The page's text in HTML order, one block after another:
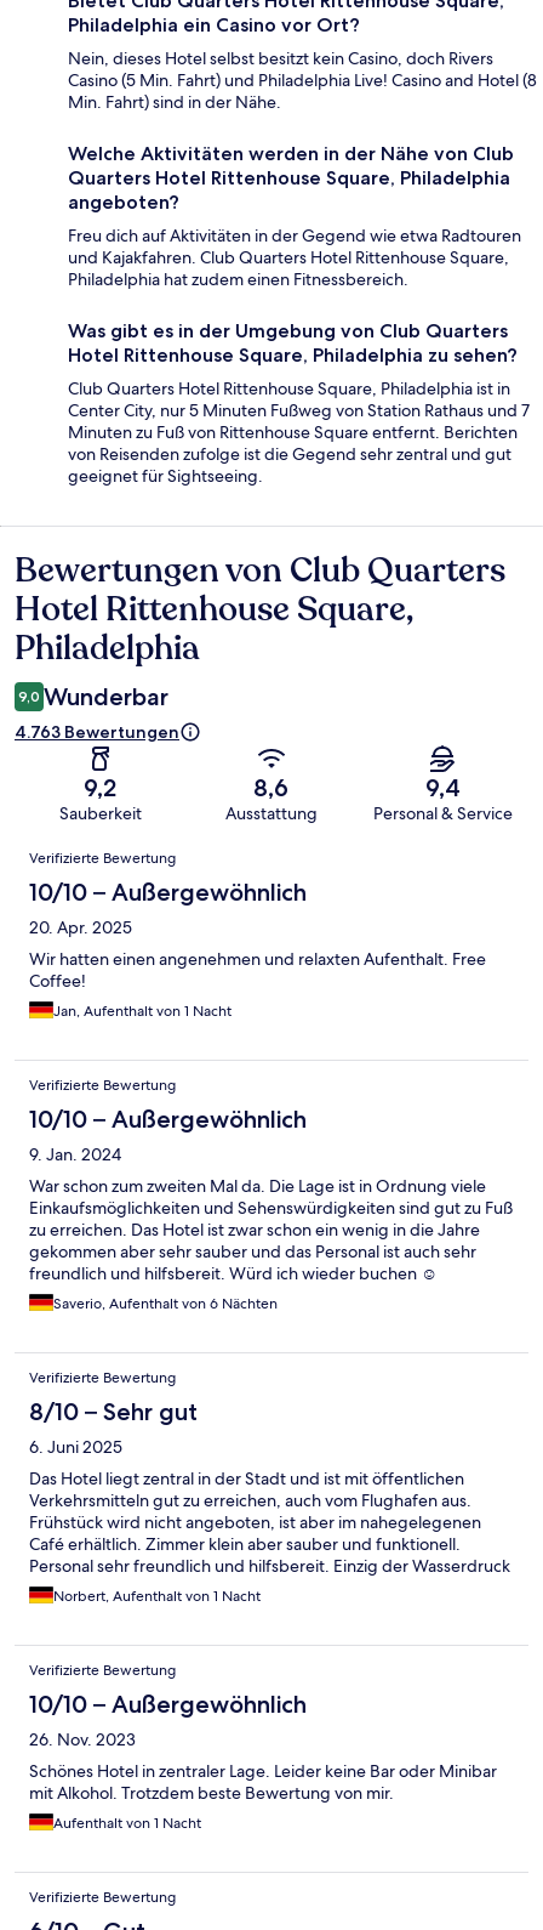
Philadelphia ein Casino vor Ort?
Nein, dieses Hotel selbst besitzt kein Casino, doch Rivers
Casino (5 Min. Fahrt) und Philadelphia Live! Casino and Hotel (8
Min. Fahrt) sind in der Nähe.
Welche Aktivitäten werden in der Nähe von Club
Quarters Hotel Rittenhouse Square, Philadelphia
angeboten?
Freu dich auf Aktivitäten in der Gegend wie etwa Radtouren
und Kajakfahren. Club Quarters Hotel Rittenhouse Square,
Philadelphia hat zudem einen Fitnessbereich.
Was gibt es in der Umgebung von Club Quarters
Hotel Rittenhouse Square, Philadelphia zu sehen?
Club Quarters Hotel Rittenhouse Square, Philadelphia ist in
Center City, nur 5 Minuten Fußweg von Station Rathaus und 7
Minuten zu Fuß von Rittenhouse Square entfernt. Berichten
von Reisenden zufolge ist die Gegend sehr zentral und gut
geeignet für Sightseeing.
Bewertungen
Bewertungen von Club Quarters
Hotel Rittenhouse Square,
Philadelphia
9,0 Wunderbar
4.763 Bewertungen
9,2
Sauberkeit
8,6
Ausstattung
9,4
Personal & Service
Bewertungen
Verifizierte Bewertung
10/10 – Außergewöhnlich
20. Apr. 2025
Wir hatten einen angenehmen und relaxten Aufenthalt. Free
Coffee!
Jan, Aufenthalt von 1 Nacht
Verifizierte Bewertung
10/10 – Außergewöhnlich
9. Jan. 2024
War schon zum zweiten Mal da. Die Lage ist in Ordnung viele
Einkaufsmöglichkeiten und Sehenswürdigkeiten sind gut zu Fuß
zu erreichen. Das Hotel ist zwar schon ein wenig in die Jahre
gekommen aber sehr sauber und das Personal ist auch sehr
freundlich und hilfsbereit. Würd ich wieder buchen ☺️
Saverio, Aufenthalt von 6 Nächten
Verifizierte Bewertung
8/10 – Sehr gut
6. Juni 2025
Das Hotel liegt zentral in der Stadt und ist mit öffentlichen
Verkehrsmitteln gut zu erreichen, auch vom Flughafen aus.
Frühstück wird nicht angeboten, ist aber im nahegelegenen
Café erhältlich. Zimmer klein aber sauber und funktionell.
Personal sehr freundlich und hilfsbereit. Einzig der Wasserdruck
in der Dusche im 11. Stockwerk läßt zu wünschen übrig.
Norbert, Aufenthalt von 1 Nacht
Verifizierte Bewertung
10/10 – Außergewöhnlich
26. Nov. 2023
Schönes Hotel in zentraler Lage. Leider keine Bar oder Minibar
mit Alkohol. Trotzdem beste Bewertung von mir.
Aufenthalt von 1 Nacht
Verifizierte Bewertung